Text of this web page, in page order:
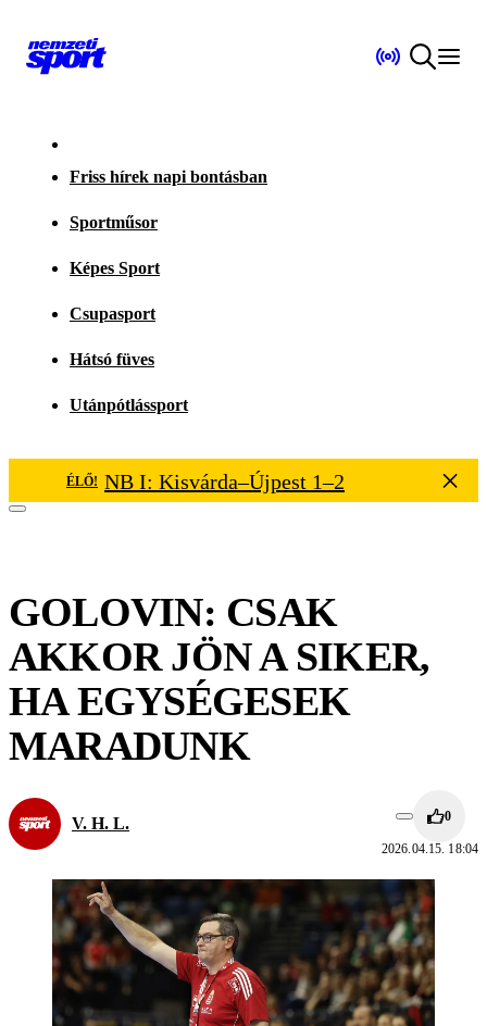
Friss hírek napi bontásban
Sportműsor
Képes Sport
Csupasport
Hátsó füves
Utánpótlássport
ÉLŐ! NB I: Kisvárda–Újpest 1–2
GOLOVIN: CSAK
AKKOR JÖN A SIKER,
HA EGYSÉGESEK
MARADUNK
V. H. L. 0
2026.04.15. 18:04